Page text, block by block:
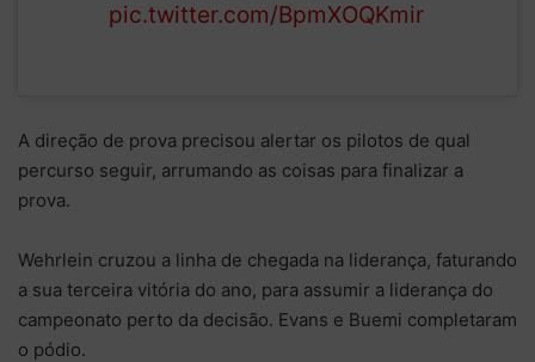
pic.twitter.com/BpmXOQKmir
A direção de prova precisou alertar os pilotos de qual
percurso seguir, arrumando as coisas para finalizar a
prova.
Wehrlein cruzou a linha de chegada na liderança, faturando
a sua terceira vitória do ano, para assumir a liderança do
campeonato perto da decisão. Evans e Buemi completaram
o pódio.